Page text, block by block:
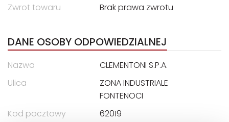
Zwrot towaru
Brak prawa zwrotu
DANE OSOBY ODPOWIEDZIALNEJ
Nazwa
CLEMENTONI S.P.A.
Ulica
ZONA INDUSTRIALE
FONTENOCI
Kod pocztowy
62019